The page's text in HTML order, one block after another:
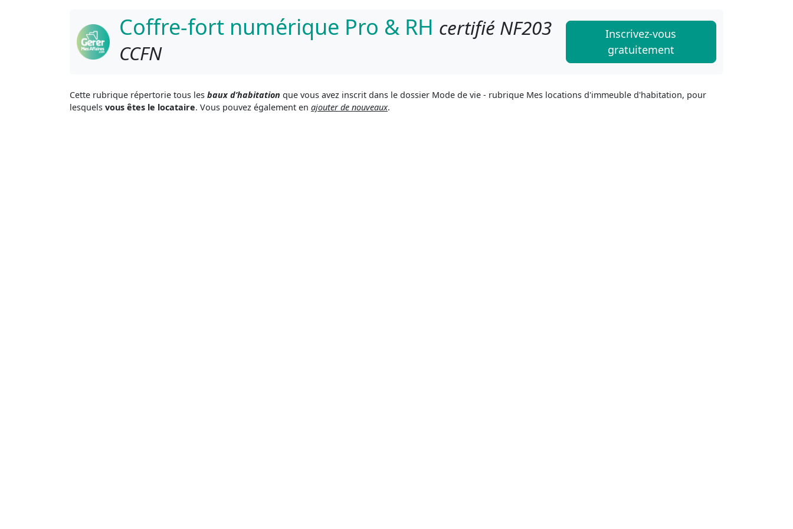
Coffre-fort numérique Pro & RH certifié NF203
CCFN
Inscrivez-vous
gratuitement
Cette rubrique répertorie tous les baux d’habitation que vous avez inscrit dans le dossier Mode de vie - rubrique Mes locations d'immeuble d'habitation, pour
lesquels vous êtes le locataire. Vous pouvez également en ajouter de nouveaux.